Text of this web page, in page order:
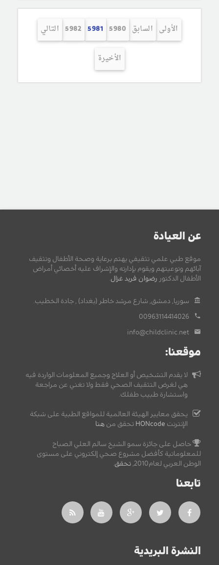
الأولى السابق 5980
5981
5982 التالي
الأخيرة
عن العيادة
موقع طبي علمي تثقيفي يهتم برعاية وصحة الأطفال وتثقيف
آبائهم وتوعيتهم ويقوم بإدارته والإشراف عليه أخصائي أمراض
الأطفال الدكتور رضوان فريد غزال.
سوريا, دمشق, شارع مرشد خاطر (بغداد) , جادة الخطيب.
00963114414026
info@childclinic.net
موقعنا:
لا يقدم التشخيص أو العلاج وجميع المعلومات الواردة فيه
هي لغرض التثقيف الصحي فقط ولا تغني عن مراجعة
واستشارة طبيب طفلك.
يحقق معايير الهيئة العالمية للمواقع الطبية على شبكة
الإنترنت HONcode تحقق من هنا
حاصل على جائزة سمو الشيخ سالم العلي الصباح
للمعلوماتية كأفضل مشروع صحي إلكتروني على مستوى
الوطن العربي لعام2010,
تحقق.
تابعنا
النشرة البريدية